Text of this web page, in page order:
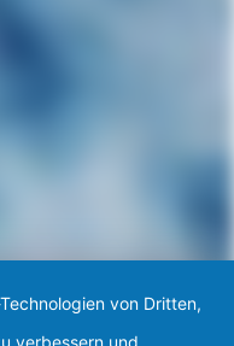
von Dritten,
verbessern und